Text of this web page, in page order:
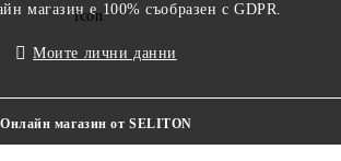
магазин е 100% съобразен с GDPR.
Моите лични данни
Онлайн магазин от SELITON